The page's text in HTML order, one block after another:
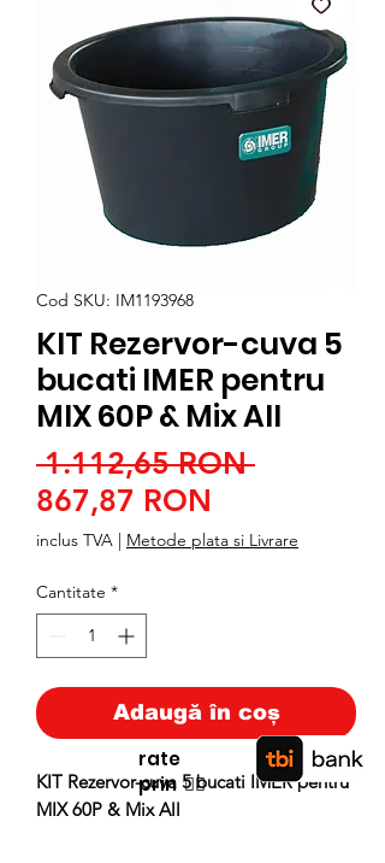
Cod SKU: IM1193968
KIT Rezervor-cuva 5
bucati IMER pentru
MIX 60P & Mix All
1.112,65 RON Preț
867,87 RON
redus
inclus TVA | Metode plata si Livrare
Cantitate *
Adaugă în coș
KIT Rezervor-cuva 5 bucati IMER pentru
MIX 60P & Mix All
rate
prin 👉🏿